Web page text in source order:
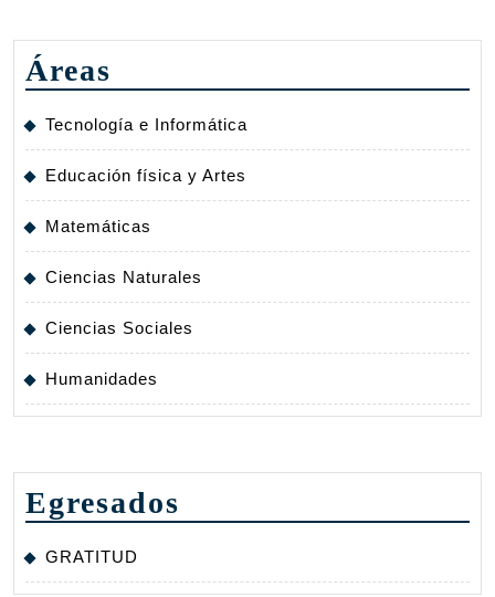
Áreas
Tecnología e Informática
Educación física y Artes
Matemáticas
Ciencias Naturales
Ciencias Sociales
Humanidades
Egresados
GRATITUD